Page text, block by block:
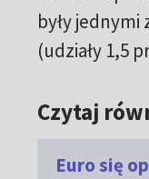
były jednymi
(udziały 1,5
Czytaj
Euro się